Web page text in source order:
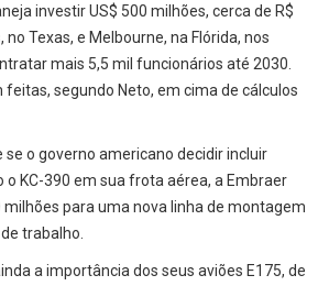
investir US$ 500 milhões, cerca de R$
no Texas, e Melbourne, na Flórida, nos
mais 5,5 mil funcionários até 2030.
segundo Neto, em cima de cálculos
se o governo americano decidir incluir
KC-390 em sua frota aérea, a Embraer
milhões para uma nova linha de montagem
trabalho.
a importância dos seus aviões E175, de